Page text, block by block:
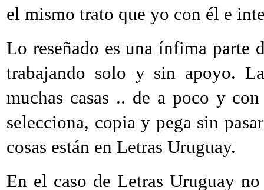
el mismo trato que yo con él e
Lo reseñado es una ínfima parte
trabajando solo y sin apoyo.
muchas casas .. de a poco y
selecciona, copia y pega sin
cosas están en Letras Uruguay.
En el caso de Letras Uruguay